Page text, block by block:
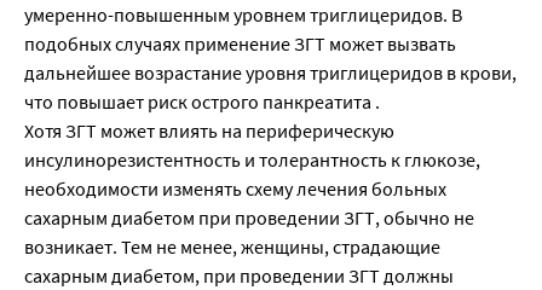
умеренно-повышенным уровнем триглицеридов. В
подобных случаях применение ЗГТ может вызвать
дальнейшее возрастание уровня триглицеридов в крови,
что повышает риск острого панкреатита .
Хотя ЗГТ может влиять на периферическую
инсулинорезистентность и толерантность к глюкозе,
необходимости изменять схему лечения больных
сахарным диабетом при проведении ЗГТ, обычно не
возникает. Тем не менее, женщины, страдающие
сахарным диабетом, при проведении ЗГТ должны